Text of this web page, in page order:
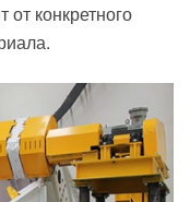
конкретного